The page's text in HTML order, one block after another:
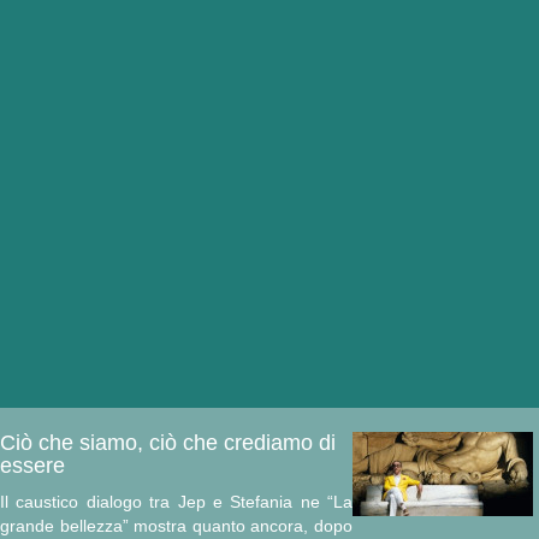
Ciò che siamo, ciò che crediamo di
essere
Il caustico dialogo tra Jep e Stefania ne “La
grande bellezza” mostra quanto ancora, dopo